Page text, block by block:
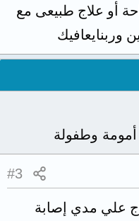
أو علاج طبيعى مع
وربنايعافيك
وطفولة
#3
علي مدي إصابة